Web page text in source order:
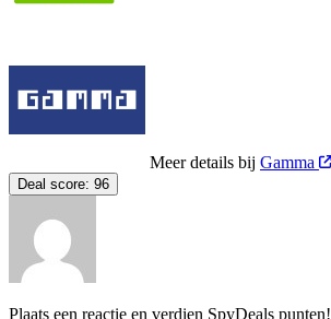
Meer details bij Gamma
Deal score: 96
Plaats een reactie en verdien SpyDeals punten!